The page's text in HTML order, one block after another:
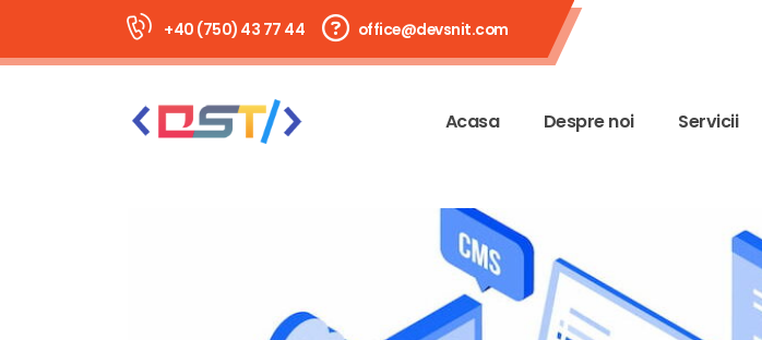
+40 (750) 43 77 44 office@devsnit.com
Acasa Despre noi Servicii